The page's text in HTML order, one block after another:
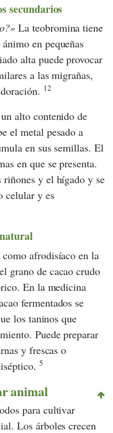
secundarios
La teobromina tiene
en pequeñas
alta puede provocar
a las migrañas,
12
alto contenido de
el metal pesado a
en sus semillas. El
en que se presenta.
y el hígado y se
celular y es
afrodisíaco en la
grano de cacao crudo
En la medicina
fermentados se
los taninos que
Puede preparar
y frescas o
5
animal
para cultivar
Los árboles crecen